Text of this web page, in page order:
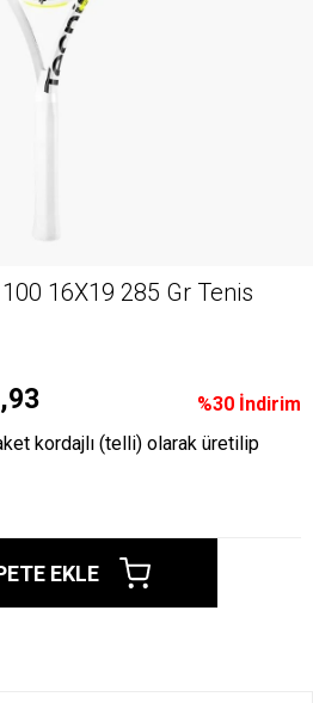
16X19 285 Gr Tenis
%30 İndirim
kordajlı (telli) olarak üretilip